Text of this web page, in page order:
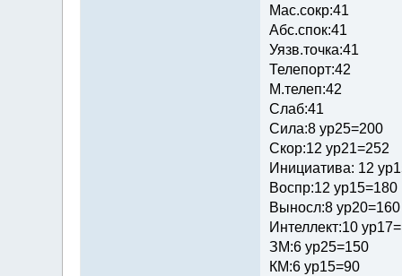
Мас.сокр:41
Абс.спок:41
Уязв.точка:41
Телепорт:42
М.телеп:42
Слаб:41
Сила:8 ур25=200
Скор:12 ур21=252
Инициатива: 12
Воспр:12 ур15=180
Выносл:8 ур20=160
Интеллект:10
ЗМ:6 ур25=150
КМ:6 ур15=90